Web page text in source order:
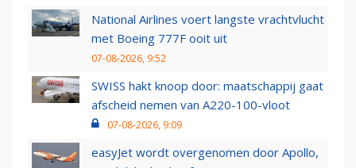
National Airlines voert langste vrachtvlucht
met Boeing 777F ooit uit
07-08-2026, 9:52
SWISS hakt knoop door: maatschappij gaat
afscheid nemen van A220-100-vloot
07-08-2026, 9:09
easyJet wordt overgenomen door Apollo,